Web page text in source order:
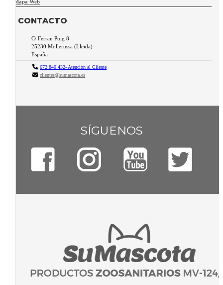
Mapa Web
CONTACTO
C/ Ferran Puig 8
25230 Mollerussa (Lleida)
España
672 840 432- Atención al Cliente
clientes@sumascota.es
SÍGUENOS